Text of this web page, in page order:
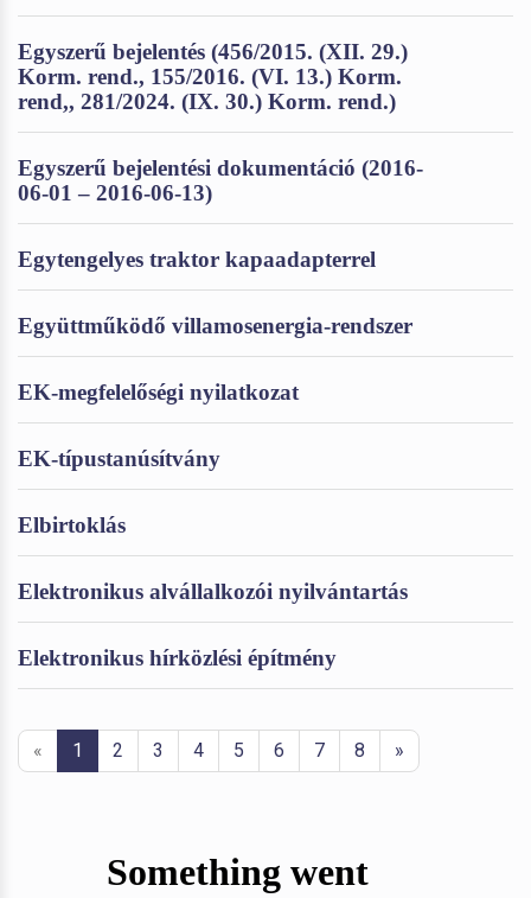
Egyszerű bejelentés (456/2015. (XII. 29.)
Korm. rend., 155/2016. (VI. 13.) Korm.
rend,, 281/2024. (IX. 30.) Korm. rend.)
Egyszerű bejelentési dokumentáció (2016-
06-01 – 2016-06-13)
Egytengelyes traktor kapaadapterrel
Együttműködő villamosenergia-rendszer
EK-megfelelőségi nyilatkozat
EK-típustanúsítvány
Elbirtoklás
Elektronikus alvállalkozói nyilvántartás
Elektronikus hírközlési építmény
« 1 2 3 4 5 6 7 8 »